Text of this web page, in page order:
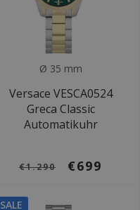
Ø 35 mm
Versace VESCA0524
Greca Classic
Automatikuhr
€1.290 €699
SALE